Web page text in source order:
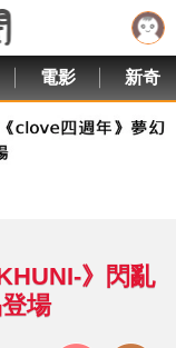
電影 新奇
》閃亂
場